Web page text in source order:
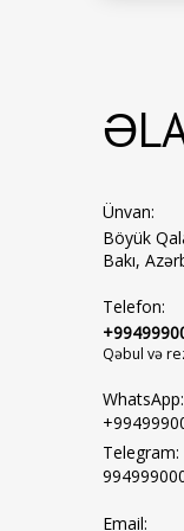
Ünvan:
Böyük
Bakı,
Telefon:
Qəbul və
WhatsApp:
Telegram:
Email: